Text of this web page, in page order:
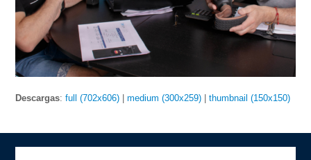
Descargas:full (702x606) |medium (300x259) |thumbnail (150x150)